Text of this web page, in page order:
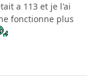
a 113 et je l'ai
fonctionne plus